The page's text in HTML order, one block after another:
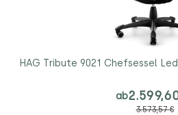
HAG Tribute 9021 Chefsessel
ab
3.573,57 €